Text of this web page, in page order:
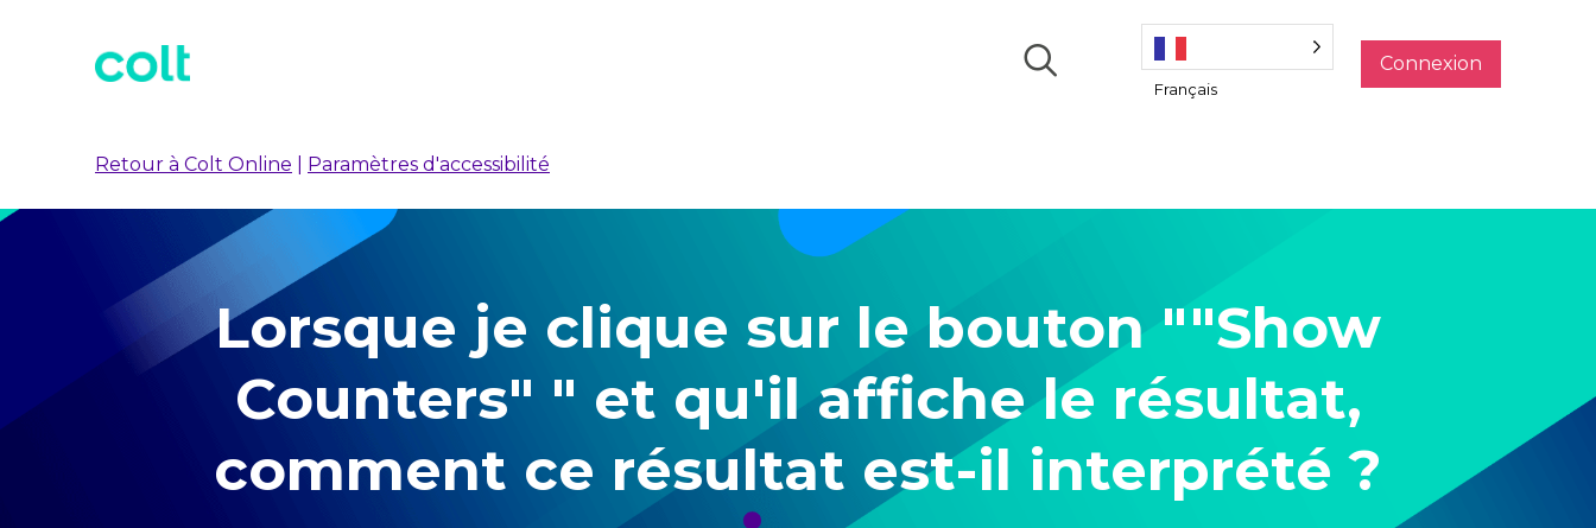
Français
Connexion
Retour à Colt Online Paramètres d'accessibilité
Lorsque je clique sur le bouton ""Show
Counters" " et qu'il affiche le résultat,
comment ce résultat est-il interprété ?